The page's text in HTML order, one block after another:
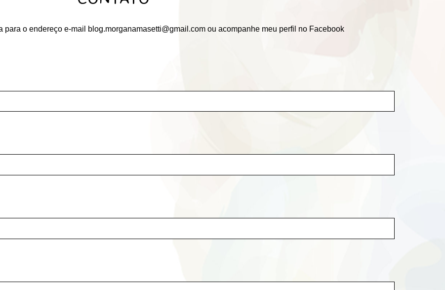
para o endereço e-mail blog.morganamasetti@gmail.com ou acompanhe meu perfil no Facebook